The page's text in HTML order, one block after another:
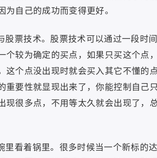
为自己的成功而变得更好。
股票技术。股票技术可以通过一段时
个较为确定的买点，如果只买这个点
这个点没出现时就会买入其它不懂的
重要性就显现出来了，你能控制自己
现很多点，不用等太久就会出现了，
里看着锅里。很多时候当一个新标的